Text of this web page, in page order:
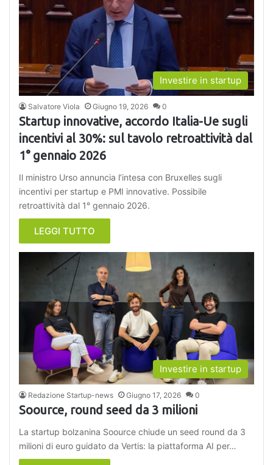
Investire in startup
Salvatore Viola Giugno 19, 2026 0
Startup innovative, accordo Italia-Ue sugli
incentivi al 30%: sul tavolo retroattività dal
1° gennaio 2026
Il ministro Urso annuncia l’intesa con Bruxelles sugli
incentivi per startup e PMI innovative. Possibile
retroattività dal 1° gennaio 2026.
LEGGI TUTTO
Investire in startup
Redazione Startup-news Giugno 17, 2026 0
Soource, round seed da 3 milioni
La startup bolzanina Soource chiude un seed round da 3
milioni di euro guidato da Vertis: la piattaforma AI per…